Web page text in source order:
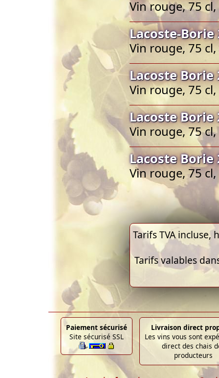
Vin rouge, 75
Lacoste-Borie
Vin rouge, 75
Lacoste Borie
Vin rouge, 75
Lacoste Borie
Vin rouge, 75
Lacoste Borie
Vin rouge, 75
Tarifs TVA
Tarifs valables
Paiement sécurisé
Site sécurisé SSL
Livraison direct
Les vins vous sont
direct des chais
producteurs